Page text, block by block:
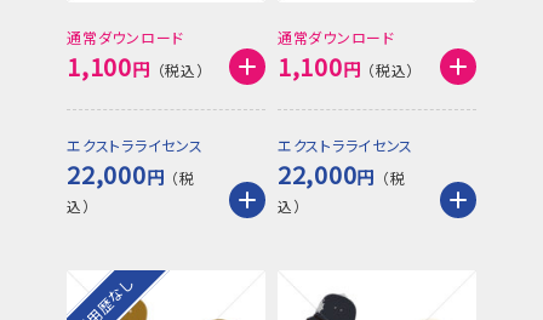
通常ダウンロード
1,100円
エクストラライセンス
22,000円
通常ダウンロード
1,100円
エクストラライセンス
22,000円
利用歴なし